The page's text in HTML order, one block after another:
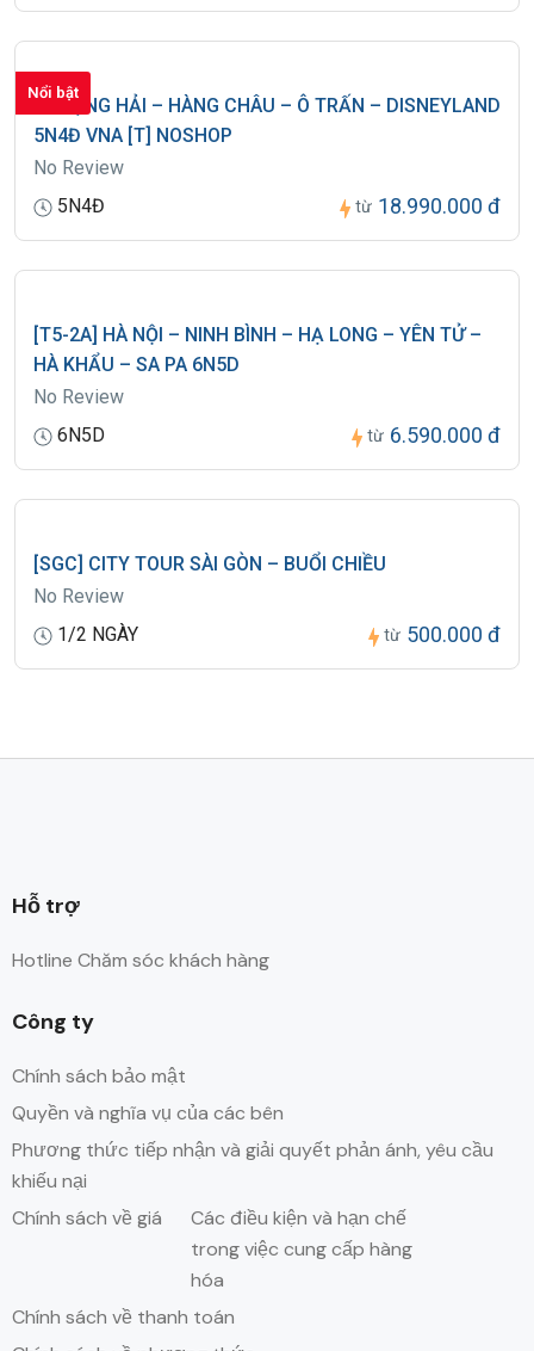
Nổi bật
THƯỢNG HẢI – HÀNG CHÂU – Ô TRẤN – DISNEYLAND
5N4Đ VNA [T] NOSHOP
No Review
5N4Đ
từ 18.990.000 đ
[T5-2A] HÀ NỘI – NINH BÌNH – HẠ LONG – YÊN TỬ –
HÀ KHẨU – SA PA 6N5D
No Review
6N5D
từ 6.590.000 đ
[SGC] CITY TOUR SÀI GÒN – BUỔI CHIỀU
No Review
1/2 NGÀY
từ 500.000 đ
Hỗ trợ
Hotline Chăm sóc khách hàng
Công ty
Chính sách bảo mật
Quyền và nghĩa vụ của các bên
Phương thức tiếp nhận và giải quyết phản ánh, yêu cầu
khiếu nại
Chính sách về giá
Các điều kiện và hạn chế
trong việc cung cấp hàng
hóa
Chính sách về thanh toán